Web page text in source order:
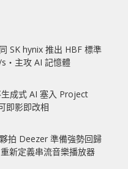
SK hynix 推出 HBF 標準
主攻 AI 記憶體
成式 AI 塞入 Project
即影即改相
拍 Deezer 準備強勢回歸
新定義串流音樂播放器